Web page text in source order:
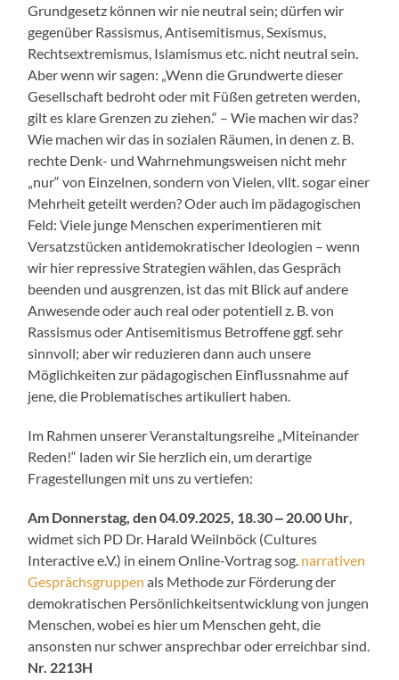
Grundgesetz können wir nie neutral sein; dürfen wir
gegenüber Rassismus, Antisemitismus, Sexismus,
Rechtsextremismus, Islamismus etc. nicht neutral sein.
Aber wenn wir sagen: „Wenn die Grundwerte dieser
Gesellschaft bedroht oder mit Füßen getreten werden,
gilt es klare Grenzen zu ziehen.“ – Wie machen wir das?
Wie machen wir das in sozialen Räumen, in denen z. B.
rechte Denk- und Wahrnehmungsweisen nicht mehr
„nur“ von Einzelnen, sondern von Vielen, vllt. sogar einer
Mehrheit geteilt werden? Oder auch im pädagogischen
Feld: Viele junge Menschen experimentieren mit
Versatzstücken antidemokratischer Ideologien – wenn
wir hier repressive Strategien wählen, das Gespräch
beenden und ausgrenzen, ist das mit Blick auf andere
Anwesende oder auch real oder potentiell z. B. von
Rassismus oder Antisemitismus Betroffene ggf. sehr
sinnvoll; aber wir reduzieren dann auch unsere
Möglichkeiten zur pädagogischen Einflussnahme auf
jene, die Problematisches artikuliert haben.
Im Rahmen unserer Veranstaltungsreihe „Miteinander
Reden!“ laden wir Sie herzlich ein, um derartige
Fragestellungen mit uns zu vertiefen:
Am Donnerstag, den 04.09.2025, 18.30 ‒ 20.00 Uhr,
widmet sich PD Dr. Harald Weilnböck (Cultures
Interactive e.V.) in einem Online-Vortrag sog. narrativen
Gesprächsgruppen als Methode zur Förderung der
demokratischen Persönlichkeitsentwicklung von jungen
Menschen, wobei es hier um Menschen geht, die
ansonsten nur schwer ansprechbar oder erreichbar sind.
Nr. 2213H